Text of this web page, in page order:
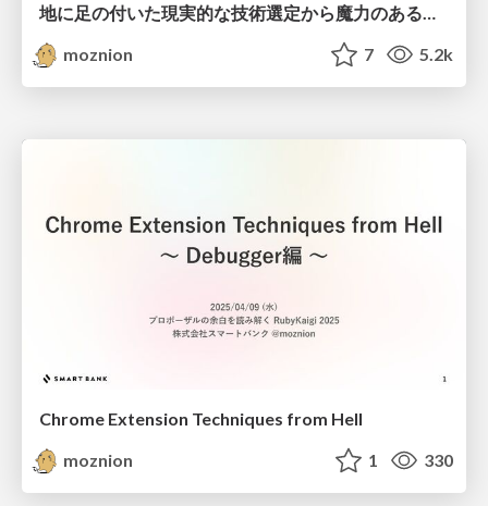
地に足の付いた現実的な技術選定から魔力のある体験を得る『AIレシート読み取り機能』のケーススタディ / From Grounded Tech Choices to Magical UX: A Case Study of AI Receipt Scanning
moznion
7 5.2k
Chrome Extension Techniques from Hell
moznion
1 330